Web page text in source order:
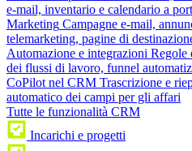
e-mail, inventario e calendario a
Marketing Campagne e-mail,
telemarketing, pagine di
Automazione e integrazioni Regole
dei flussi di lavoro, funnel
CoPilot nel CRM Trascrizione e
automatico dei campi per gli affari
Tutte le funzionalità CRM
Incarichi e progetti